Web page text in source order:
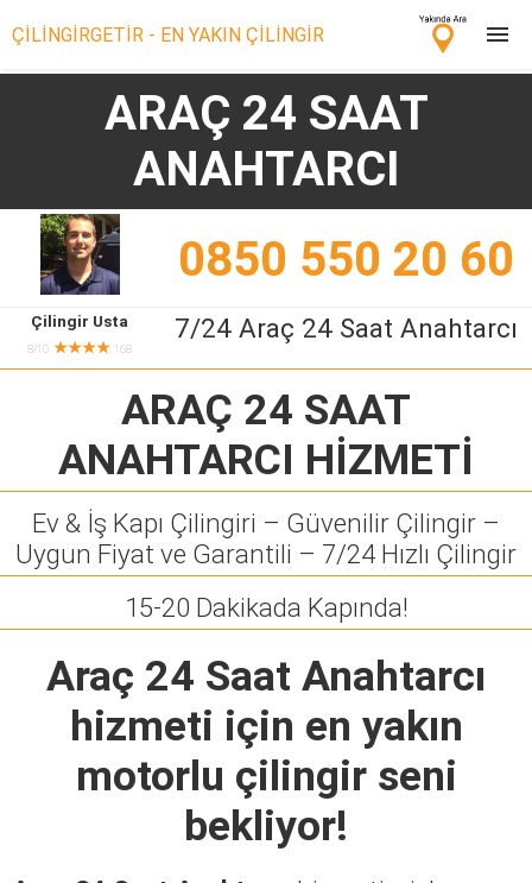
ÇİLİNGİRGETİR - EN YAKIN ÇİLİNGİR
Çilingir misin? Bize Katıl!
ARAÇ 24 SAAT
ANAHTARCI
0850 550 20 60
Çilingir Usta
8/10 ★★★★ 168
7/24 Araç 24 Saat Anahtarcı
ARAÇ 24 SAAT
ANAHTARCI HİZMETİ
Ev & İş Kapı Çilingiri – Güvenilir Çilingir –
Uygun Fiyat ve Garantili – 7/24 Hızlı Çilingir
15-20 Dakikada Kapında!
Araç 24 Saat Anahtarcı
hizmeti için en yakın
motorlu çilingir seni
bekliyor!